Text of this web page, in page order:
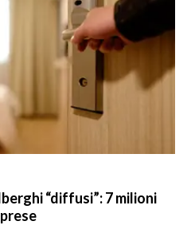
“diffusi”: 7 milioni